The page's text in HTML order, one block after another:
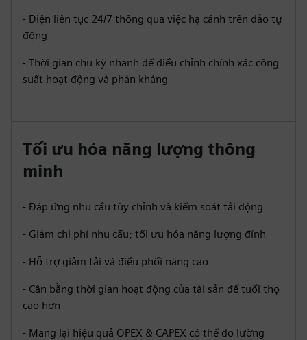
- Điện liên tục 24/7 thông qua việc hạ cánh trên đảo tự
động
- Thời gian chu kỳ nhanh để điều chỉnh chính xác công
suất hoạt động và phản kháng
Tối ưu hóa năng lượng thông
minh
- Đáp ứng nhu cầu tùy chỉnh và kiểm soát tải động
- Giảm chi phí nhu cầu; tối ưu hóa năng lượng đỉnh
- Hỗ trợ giảm tải và điều phối nâng cao
- Cân bằng thời gian hoạt động của tài sản để tuổi thọ
cao hơn
- Mang lại hiệu quả OPEX & CAPEX có thể đo lường